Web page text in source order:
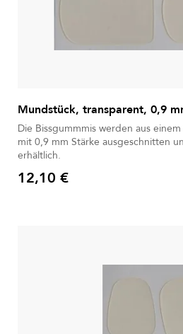
Mundstück, transparent, 0,9
Die Bissgummmis werden aus
mit 0,9 mm Stärke ausgeschnitten
erhältlich.
Preis
12,10 €